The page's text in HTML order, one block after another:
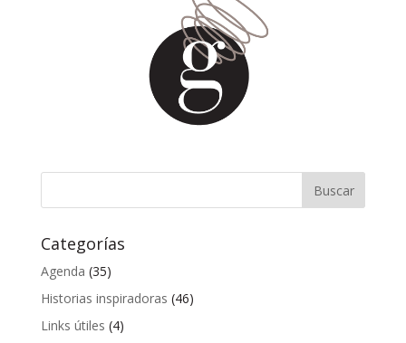
Categorías
Agenda (35)
Historias inspiradoras (46)
Links útiles (4)